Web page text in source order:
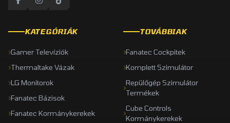
KATEGÓRIÁK
Gamer Televíziók
Thermaltake Vázak
LG Monitorok
Fanatec Bázisok
Fanatec Kormánykerekek
TOVÁBBIAK
Fanatec Cockpitek
Komplett Szimulátor
Repülőgép Szimulátor
Termékek
Cube Controls
Kormánykerekek